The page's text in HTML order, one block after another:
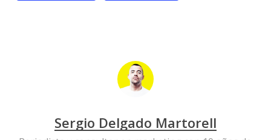
Sergio Delgado Martorell